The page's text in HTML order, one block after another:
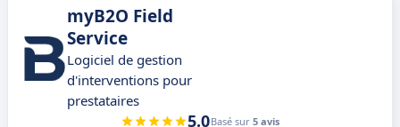
myB2O Field
Service
Logiciel de gestion
d'interventions pour
prestataires
5.0Basé sur 5 avis